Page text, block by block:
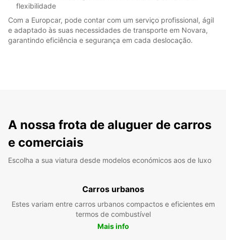
flexibilidade
Com a Europcar, pode contar com um serviço profissional, ágil
e adaptado às suas necessidades de transporte em Novara,
garantindo eficiência e segurança em cada deslocação.
A nossa frota de aluguer de carros
e comerciais
Escolha a sua viatura desde modelos económicos aos de luxo
Carros urbanos
Estes variam entre carros urbanos compactos e eficientes em
termos de combustível
Mais info